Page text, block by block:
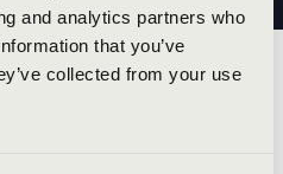
and analytics partners who
that you’ve
collected from your use
ZENEI